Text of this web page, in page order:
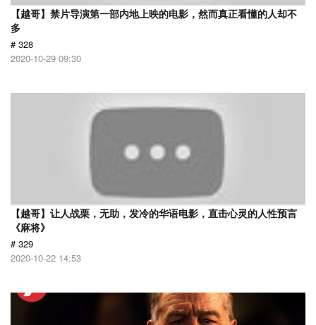
【越哥】禁片导演第一部内地上映的电影，然而真正看懂的人却不
多
# 328
2020-10-29 09:30
【越哥】让人战栗，无助，发冷的华语电影，直击心灵的人性预言
《麻将》
# 329
2020-10-22 14:53